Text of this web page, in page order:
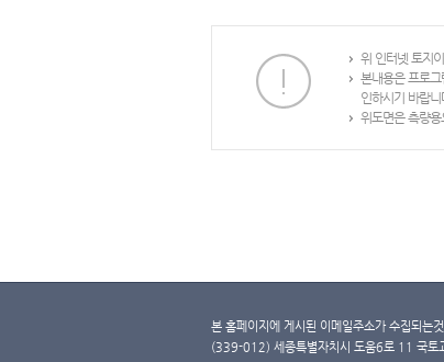
위 인터넷 토지
본내용은 프로
인하시기 바랍니
위도면은 측량
본 홈페이지에 게시된 이메일주소가 수집되는
(339-012) 세종특별자치시 도움6로 11 국